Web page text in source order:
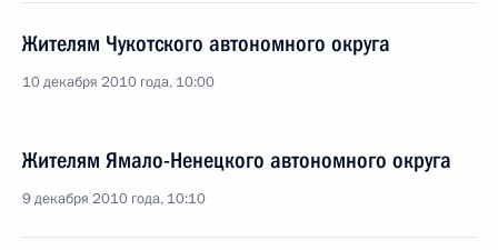
Жителям Чукотского автономного округа
10 декабря 2010 года, 10:00
Жителям Ямало-Ненецкого автономного округа
9 декабря 2010 года, 10:10